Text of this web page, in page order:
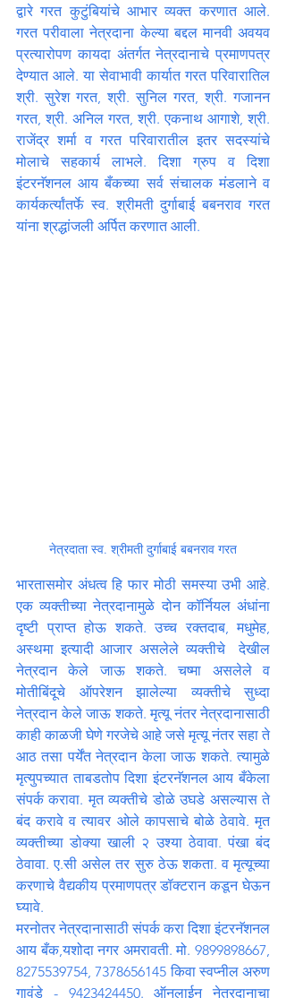
द्वारे गरत कुटुंबियांचे आभार व्यक्त करणात आले.
गरत परीवाला नेत्रदाना केल्या बद्दल मानवी अवयव
प्रत्यारोपण कायदा अंतर्गत नेत्रदानाचे प्रमाणपत्र
देण्यात आले. या सेवाभावी कार्यात गरत परिवारातिल
श्री. सुरेश गरत, श्री. सुनिल गरत, श्री. गजानन
गरत, श्री. अनिल गरत, श्री. एकनाथ आगाशे, श्री.
राजेंद्र शर्मा व गरत परिवारातील इतर सदस्यांचे
मोलाचे सहकार्य लाभले. दिशा ग्रुप व दिशा
इंटरनॅशनल आय बँकच्या सर्व संचालक मंडलाने व
कार्यकर्त्यांतर्फे स्व. श्रीमती दुर्गाबाई बबनराव गरत
यांना श्रद्धांजली अर्पित करणात आली.
नेत्रदाता स्व. श्रीमती दुर्गाबाई बबनराव गरत
भारतासमोर अंधत्व हि फार मोठी समस्या उभी आहे.
एक व्यक्तीच्या नेत्रदानामुळे दोन कॉर्नियल अंधांना
दृष्टी प्राप्त होऊ शकते. उच्च रक्तदाब, मधुमेह,
अस्थमा इत्यादी आजार असलेले व्यक्तीचे  देखील
नेत्रदान केले जाऊ शकते. चष्मा असलेले व
मोतीबिंदूचे ऑपरेशन झालेल्या व्यक्तीचे सुध्दा
नेत्रदान केले जाऊ शकते. मृत्यू नंतर नेत्रदानासाठी
काही काळजी घेणे गरजेचे आहे जसे मृत्यू नंतर सहा ते
आठ तसा पर्येंत नेत्रदान केला जाऊ शकते. त्यामुळे
मृत्युपच्यात ताबडतोप दिशा इंटरनॅशनल आय बँकेला
संपर्क करावा. मृत व्यक्तीचे डोळे उघडे असल्यास ते
बंद करावे व त्यावर ओले कापसाचे बोळे ठेवावे. मृत
व्यक्तीच्या डोक्या खाली २ उश्या ठेवावा. पंखा बंद
ठेवावा. ए.सी असेल तर सुरु ठेऊ शकता. व मृत्यूच्या
करणाचे वैद्यकीय प्रमाणपत्र डॉक्टरान कडून घेऊन
घ्यावे.
मरनोतर नेत्रदानासाठी संपर्क करा दिशा इंटरनॅशनल
आय बँक,यशोदा नगर अमरावती. मो. 9899898667,
8275539754, 7378656145 किवा स्वप्नील अरुण
गावंडे - 9423424450. ऑनलाईन नेत्रदानाचा